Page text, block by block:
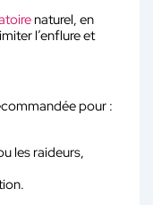
naturel, en
l’enflure et
pour :
les raideurs,